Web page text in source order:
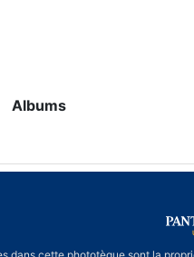
Albums